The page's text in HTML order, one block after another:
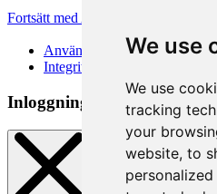
We use
We use
tracking
your
website, to
Fortsätt med Apple
Användarvillkor
Integritetspolicy
Inloggningsmetod